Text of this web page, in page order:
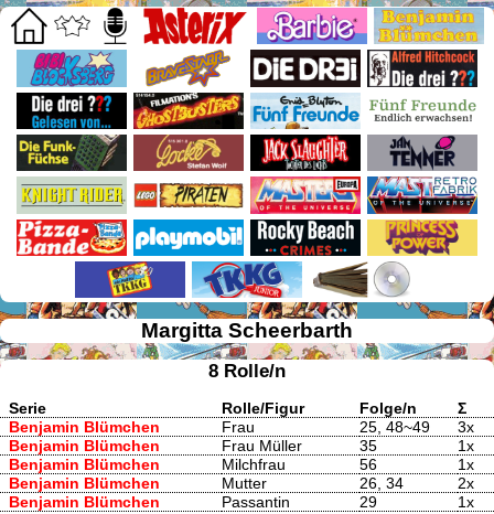
Margitta Scheerbarth
8 Rolle/n
Serie Rolle/Figur Folge/n
Σ
Benjamin Blümchen
Frau 25, 48~49
3x
Benjamin Blümchen
Frau Müller 35
1x
Benjamin Blümchen
Milchfrau 56
1x
Benjamin Blümchen
Mutter 26, 34
2x
Benjamin Blümchen
Passantin 29
1x